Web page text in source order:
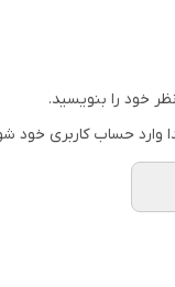
خود را بنویسید.
وارد حساب کاربری خود